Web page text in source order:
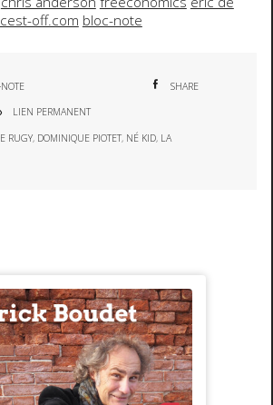
cest-off.com bloc-note
SHARE
LIEN PERMANENT
RUGY, DOMINIQUE PIOTET, NÉ KID, LA